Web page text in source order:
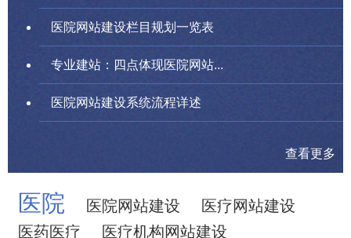
医院网站建设栏目规划一览表
专业建站：四点体现医院网站...
医院网站建设系统流程详述
查看更多
医院 医院网站建设
医疗网站建设
医药医疗
医疗机构网站建设